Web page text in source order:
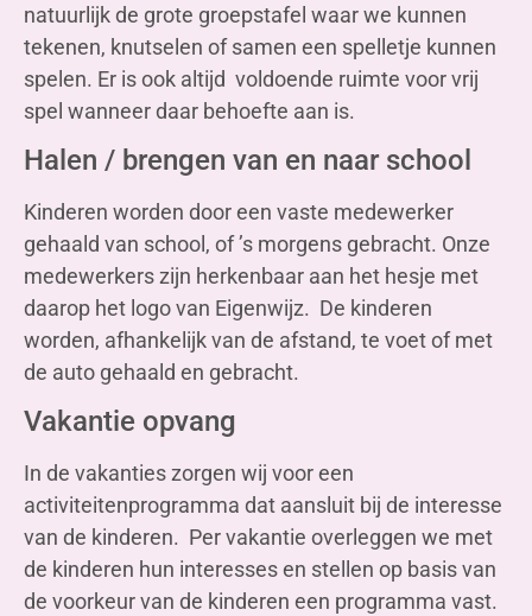
natuurlijk de grote groepstafel waar we kunnen
tekenen, knutselen of samen een spelletje kunnen
spelen. Er is ook altijd voldoende ruimte voor vrij
spel wanneer daar behoefte aan is.
Halen / brengen van en naar school
Kinderen worden door een vaste medewerker
gehaald van school, of ’s morgens gebracht. Onze
medewerkers zijn herkenbaar aan het hesje met
daarop het logo van Eigenwijz. De kinderen
worden, afhankelijk van de afstand, te voet of met
de auto gehaald en gebracht.
Vakantie opvang
In de vakanties zorgen wij voor een
activiteitenprogramma dat aansluit bij de interesse
van de kinderen. Per vakantie overleggen we met
de kinderen hun interesses en stellen op basis van
de voorkeur van de kinderen een programma vast.